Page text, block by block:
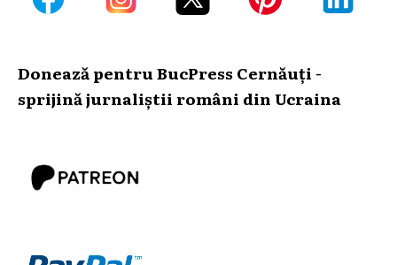
Donează pentru BucPress Cernăuți -
sprijină jurnaliștii români din Ucraina